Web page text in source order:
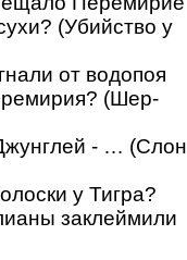
(Убийство у
от водопоя
(Шер-
- … (Слон
у Тигра?
заклеймили